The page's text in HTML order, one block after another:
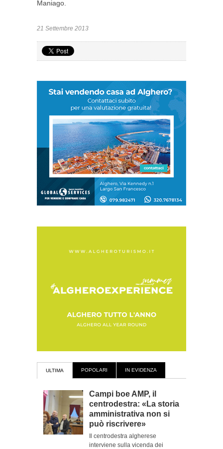
Maniago.
21 Settembre 2013
ULTIMA POPOLARI IN EVIDENZA
Campi boe AMP, il
centrodestra: «La storia
amministrativa non si
può riscrivere»
Il centrodestra algherese
interviene sulla vicenda dei